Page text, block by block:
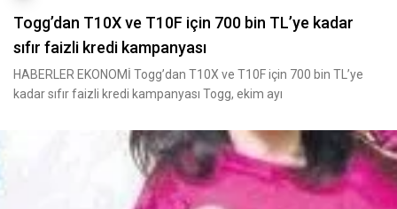
Togg’dan T10X ve T10F için 700 bin TL’ye kadar
sıfır faizli kredi kampanyası
HABERLER EKONOMİ Togg’dan T10X ve T10F için 700 bin TL’ye
kadar sıfır faizli kredi kampanyası Togg, ekim ayı